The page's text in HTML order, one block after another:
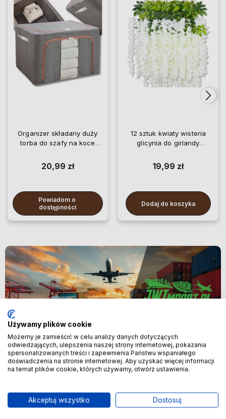
Organizer składany duży
torba do szafy na koce
20,99 zł
Powiadom o
dostępności
12 sztuk kwiaty wisteria
glicynia do girlandy
19,99 zł
Dodaj do koszyka
Nowość
🚢 Bezpośredni import z Chin –
Używamy plików cookie
Możemy je zamieścić w celu analizy danych dotyczących
odwiedzających, ulepszenia naszej strony internetowej, pokazania
spersonalizowanych treści i zapewnienia Państwu wspaniałego
doświadczenia na stronie internetowej. Aby uzyskać więcej informacji
na temat plików cookie, których używamy, otwórz ustawienia.
Akceptuj wszystko Dostosuj